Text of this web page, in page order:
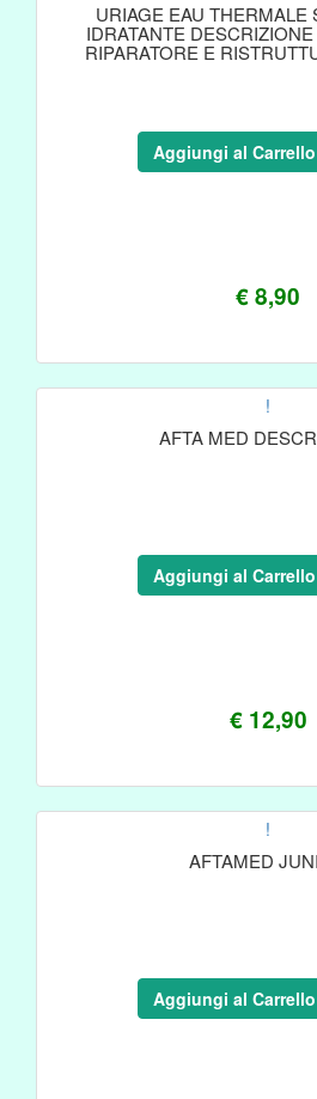
URIAGE EAU THERMALE
IDRATANTE
RIPARATORE E
€ 8,90
Aggiungi al Carrello
!
AFTA MED
€ 12,90
Aggiungi al Carrello
!
AFTAMED
Aggiungi al Carrello